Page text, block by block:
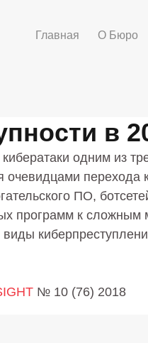
Главная О Бюро
в
одним из
очевидцами перехода
ПО,
программ к сложным
№ 10 (76) 2018